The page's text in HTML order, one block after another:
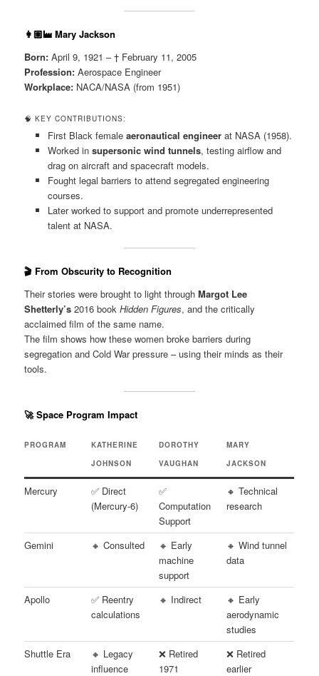
👩🏽‍🏭Mary Jackson
Born: April 9, 1921 – † February 11, 2005
Profession: Aerospace Engineer
Workplace: NACA/NASA (from 1951)
🧠 KEY CONTRIBUTIONS:
First Black female aeronautical engineerat NASA (1958).
Worked in supersonic wind tunnels, testing airflow and
drag on aircraft and spacecraft models.
Fought legal barriers to attend segregated engineering
courses.
Later worked to support and promote underrepresented
talent at NASA.
🎬 From Obscurity to Recognition
Their stories were brought to light throughMargot Lee
Shetterly’s 2016 bookHidden Figures, and the critically
acclaimed film of the same name.
The film shows how these women broke barriers during
segregation and Cold War pressure – using their minds as their
tools.
🚀Space Program Impact
PROGRAM
KATHERINE
JOHNSON
DOROTHY
VAUGHAN
MARY
JACKSON
Mercury
✅ Direct
(Mercury-6)
✅
Computation
Support
🔸 Technical
research
Gemini 🔸 Consulted
🔸 Early
machine
support
🔸 Wind tunnel
data
Apollo
✅ Reentry
calculations
🔸 Indirect
🔸 Early
aerodynamic
studies
Shuttle Era
🔸 Legacy
influence
❌ Retired
1971
❌ Retired
earlier